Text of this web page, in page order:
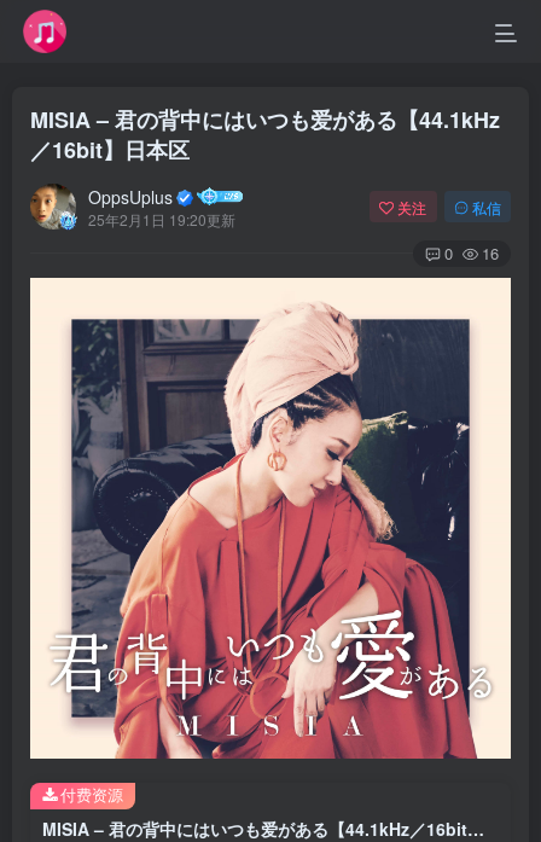
MISIA – 君の背中にはいつも爱がある【44.1kHz
／16bit】日本区
OppsUplus
25年2月1日 19:20更新
关注 私信
0 16
MISIA – 君の背中にはいつも爱がある【44.1kHz／16bit】日本区
付费资源